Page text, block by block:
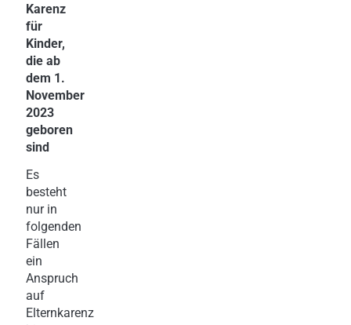
Karenz
für
Kinder,
die ab
dem 1.
November
2023
geboren
sind
Es
besteht
nur in
folgenden
Fällen
ein
Anspruch
auf
Elternkarenz